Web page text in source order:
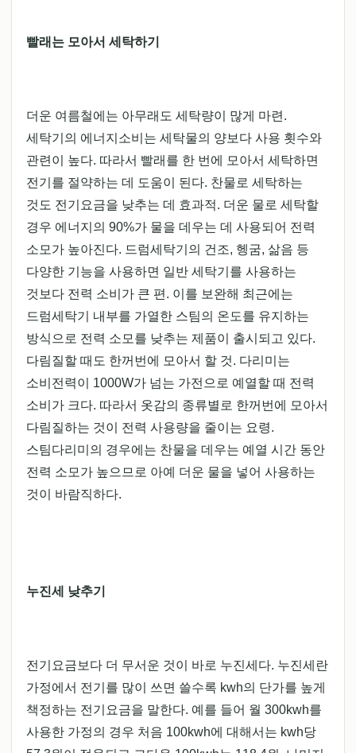
빨래는 모아서 세탁하기
더운 여름철에는 아무래도 세탁량이 많게 마련.
세탁기의 에너지소비는 세탁물의 양보다 사용 횟수와
관련이 높다. 따라서 빨래를 한 번에 모아서 세탁하면
전기를 절약하는 데 도움이 된다. 찬물로 세탁하는
것도 전기요금을 낮추는 데 효과적. 더운 물로 세탁할
경우 에너지의 90%가 물을 데우는 데 사용되어 전력
소모가 높아진다. 드럼세탁기의 건조, 헹굼, 삶음 등
다양한 기능을 사용하면 일반 세탁기를 사용하는
것보다 전력 소비가 큰 편. 이를 보완해 최근에는
드럼세탁기 내부를 가열한 스팀의 온도를 유지하는
방식으로 전력 소모를 낮추는 제품이 출시되고 있다.
다림질할 때도 한꺼번에 모아서 할 것. 다리미는
소비전력이 1000W가 넘는 가전으로 예열할 때 전력
소비가 크다. 따라서 옷감의 종류별로 한꺼번에 모아서
다림질하는 것이 전력 사용량을 줄이는 요령.
스팀다리미의 경우에는 찬물을 데우는 예열 시간 동안
전력 소모가 높으므로 아예 더운 물을 넣어 사용하는
것이 바람직하다.
누진세 낮추기
전기요금보다 더 무서운 것이 바로 누진세다. 누진세란
가정에서 전기를 많이 쓰면 쓸수록 kwh의 단가를 높게
책정하는 전기요금을 말한다. 예를 들어 월 300kwh를
사용한 가정의 경우 처음 100kwh에 대해서는 kwh당